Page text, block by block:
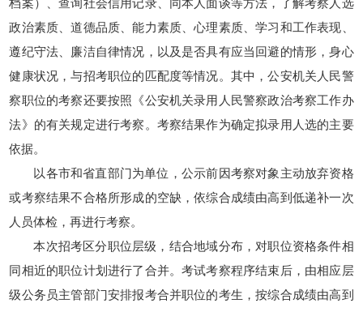
档案）、查询社会信用记录、同本人面谈等方法，了解考察人选
政治素质、道德品质、能力素质、心理素质、学习和工作表现、
遵纪守法、廉洁自律情况，以及是否具有应当回避的情形，身心
健康状况，与招考职位的匹配度等情况。其中，公安机关人民警
察职位的考察还要按照《公安机关录用人民警察政治考察工作办
法》的有关规定进行考察。考察结果作为确定拟录用人选的主要
依据。
以各市和省直部门为单位，公示前因考察对象主动放弃资格
或考察结果不合格所形成的空缺，依综合成绩由高到低递补一次
人员体检，再进行考察。
本次招考区分职位层级，结合地域分布，对职位资格条件相
同相近的职位计划进行了合并。考试考察程序结束后，由相应层
级公务员主管部门安排报考合并职位的考生，按综合成绩由高到